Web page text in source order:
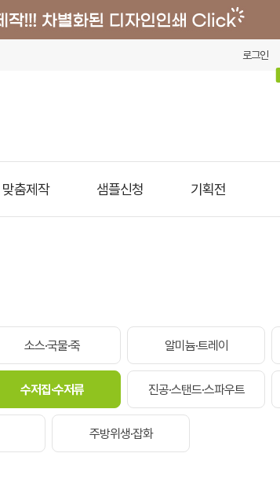
로그인
맞춤제작 샘플신청 기획전
소스·국물·죽 알미늄·트레이
수저집·수저류 진공·스탠드·스파우트
주방위생·잡화